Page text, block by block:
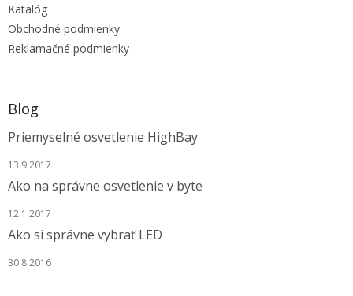
Katalóg
Obchodné podmienky
Reklamačné podmienky
Blog
Priemyselné osvetlenie HighBay
13.9.2017
Ako na správne osvetlenie v byte
12.1.2017
Ako si správne vybrať LED
30.8.2016